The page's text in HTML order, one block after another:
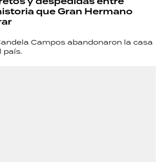
que Gran Hermano
Campos abandonaron la casa
país.